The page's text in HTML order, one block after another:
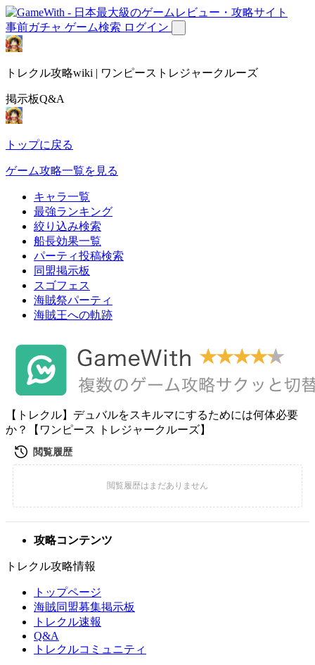
事前ガチャ ゲーム検索 ログイン
トレクル攻略wiki | ワンピーストレジャークルーズ
掲示板Q&A
トップに戻る
ゲーム攻略一覧を見る
キャラ一覧
最強ランキング
絞り込み検索
船長効果一覧
パーティ投稿検索
同盟掲示板
スゴフェス
海賊祭パーティ
海賊王への軌跡
【トレクル】デュバルをスキルマにするためには何体必要
か？【ワンピース トレジャークルーズ】
攻略コンテンツ
トレクル攻略情報
トップページ
海賊同盟募集掲示板
トレクル速報
Q&A
トレクルコミュニティ